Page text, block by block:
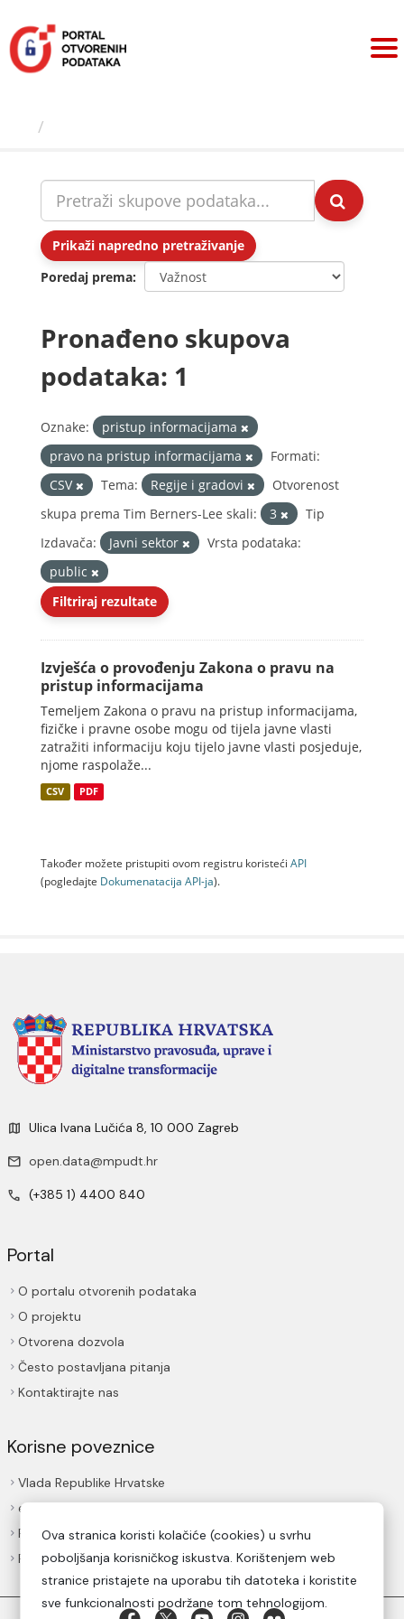
sadržaj
Prikaži napredno pretraživanje
Poredaj prema
Pronađeno skupova
podataka: 1
Oznake:
pristup informacijama
pravo na pristup informacijama
Formati:
CSV
Tema: Regije i gradovi
Otvorenost
skupa prema Tim Berners-Lee skali:
3
Tip
Izdavača:
Javni sektor
Vrsta podataka:
public
Filtriraj rezultate
Izvješća o provođenju Zakona o pravu na
pristup informacijama
Temeljem Zakona o pravu na pristup informacijama,
fizičke i pravne osobe mogu od tijela javne vlasti
zatražiti informaciju koju tijelo javne vlasti posjeduje,
njome raspolaže...
CSV PDF
Također možete pristupiti ovom registru koristeći API
(pogledajte Dokumenаtаcijа API-jа).